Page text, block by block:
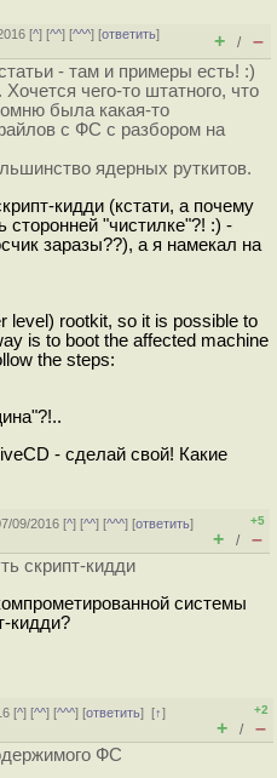
[^] [^^] [^^^] [ответить]
+ / –
- там и примеры есть! :)
чего-то штатного, что
была какая-то
с ФС с разбором на
ядерных руткитов.
кидди (кстати, а почему
"чистилке"?! :) -
заразы??), а я намекал на
level) rootkit, so it is possible to
is to boot the affected machine
the steps:
- сделай свой! Какие
09/2016 [^] [^^] [^^^] [ответить]
+5
+ / –
скрипт-кидди
системы
кидди?
[^] [^^] [^^^] [ответить][↑]
+2
+ / –
ФС